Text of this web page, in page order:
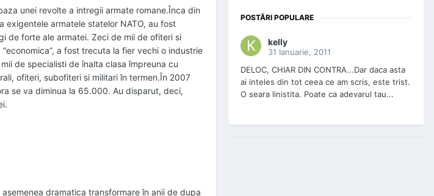
unei revolte a intregii armate romane.Înca din
exigentele armatele statelor NATO, au fost
de forte ale armatei. Zeci de mii de ofiteri si
a fost trecuta la fier vechi o industrie
de specialisti de înalta clasa împreuna cu
ofiteri, subofiteri si militari în termen.În 2007
se va diminua la 65.000. Au disparut, deci,
dramatica transformare în anii de dupa
POSTĂRI POPULARE
kelly
31 Ianuarie, 2011
DELOC, CHIAR DIN CONTRA...Dar daca asta
ai inteles din tot ceea ce am scris, este trist.
O seara linistita. Poate ca adevarul tau...